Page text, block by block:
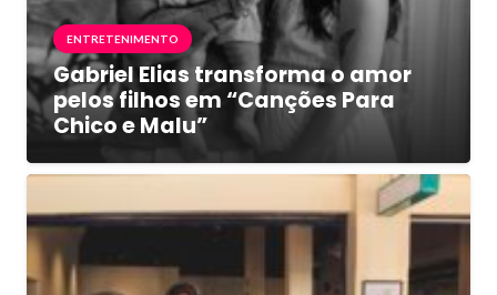
ENTRETENIMENTO
Gabriel Elias transforma o amor
pelos filhos em “Canções Para
Chico e Malu”